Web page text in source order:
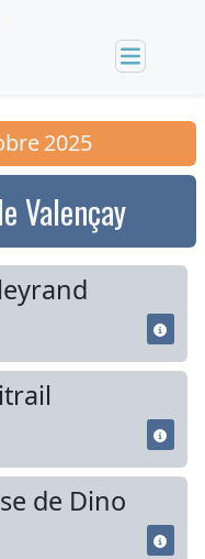
2025
Valençay
de Dino